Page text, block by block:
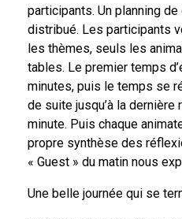
participants. Un planning
distribué. Les participants
les thèmes, seuls les
tables. Le premier temps
minutes, puis le temps se
de suite jusqu’à la dernière
minute. Puis chaque
propre synthèse des
« Guest » du matin nous
Une belle journée qui se